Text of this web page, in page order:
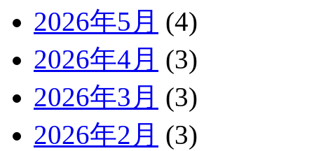
2026年5月 (4)
2026年4月 (3)
2026年3月 (3)
2026年2月 (3)